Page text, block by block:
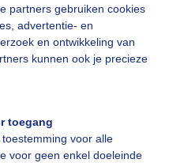
partners gebruiken cookies
advertentie- en
en ontwikkeling van
kunnen ook je precieze
toegang
voor alle
voor geen enkel doeleinde